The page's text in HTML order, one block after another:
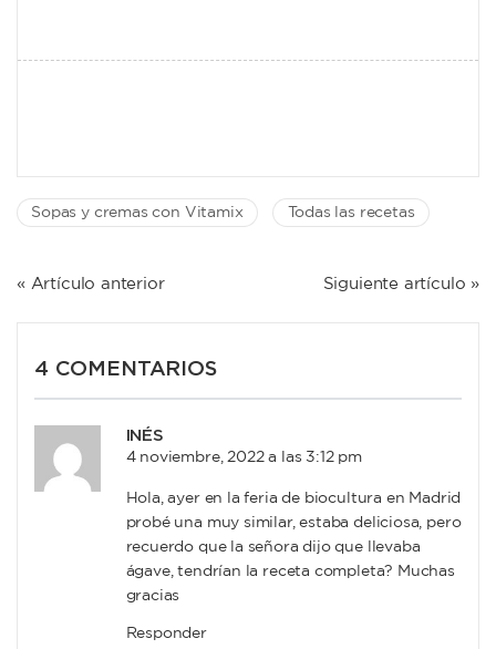
Sopas y cremas con Vitamix Todas las recetas
NAVEGACIÓN
« Artículo anterior Siguiente artículo »
4 COMENTARIOS
INÉS
4 noviembre, 2022 a las 3:12 pm
Hola, ayer en la feria de biocultura en Madrid
probé una muy similar, estaba deliciosa, pero
recuerdo que la señora dijo que llevaba
ágave, tendrían la receta completa? Muchas
gracias
Responder